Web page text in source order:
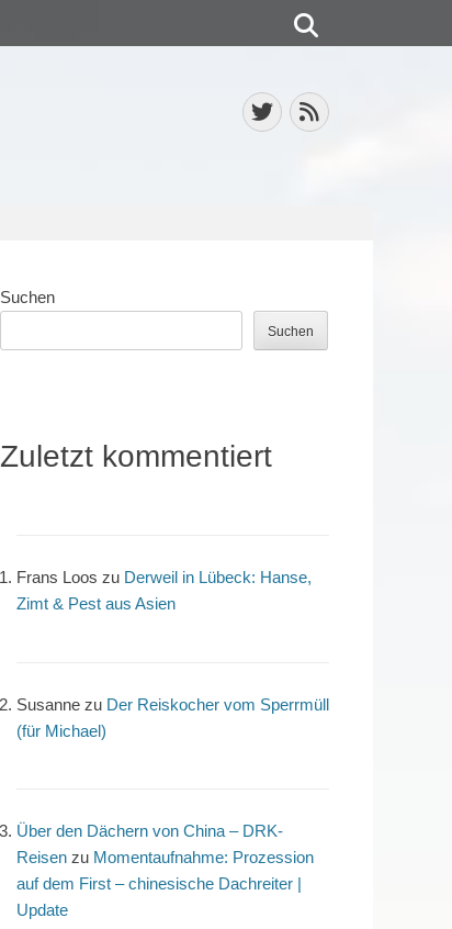
Twitter
Feed
Suchen
Suchen
Zuletzt kommentiert
Frans Loos zu Derweil in Lübeck: Hanse,
Zimt & Pest aus Asien
Susanne zu Der Reiskocher vom Sperrmüll
(für Michael)
Über den Dächern von China – DRK-
Reisen zu Momentaufnahme: Prozession
auf dem First – chinesische Dachreiter |
Update